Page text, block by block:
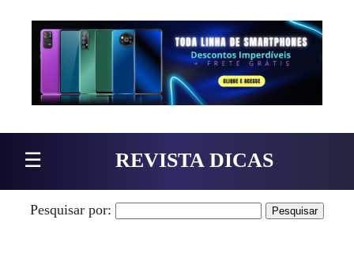
Pular para o conteúdo
☰ REVISTA DICAS
Pesquisar por: